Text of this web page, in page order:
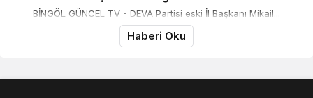
BİNGÖL GÜNCEL TV - DEVA Partisi eski İl Başkanı Mikail...
Haberi Oku